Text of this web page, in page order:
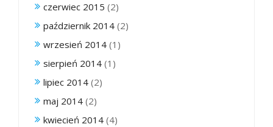
czerwiec 2015 (2)
październik 2014 (2)
wrzesień 2014 (1)
sierpień 2014 (1)
lipiec 2014 (2)
maj 2014 (2)
kwiecień 2014 (4)